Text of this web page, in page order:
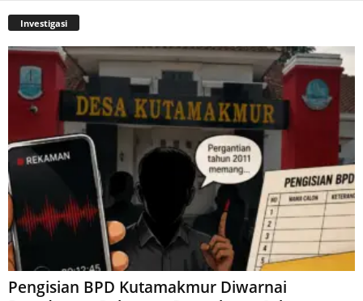
Investigasi
Pengisian BPD Kutamakmur Diwarnai